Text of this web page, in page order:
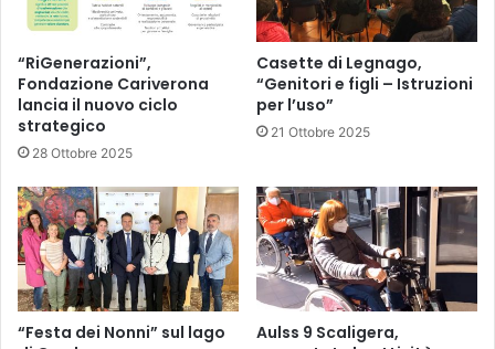
“RiGenerazioni”,
Fondazione Cariverona
lancia il nuovo ciclo
strategico
28 Ottobre 2025
Casette di Legnago,
“Genitori e figli – Istruzioni
per l’uso”
21 Ottobre 2025
“Festa dei Nonni” sul lago
Aulss 9 Scaligera,